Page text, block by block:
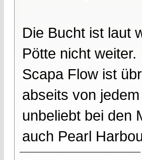
Die Bucht ist laut
Pötte nicht weiter.
Scapa Flow ist
abseits von
unbeliebt bei den
auch Pearl